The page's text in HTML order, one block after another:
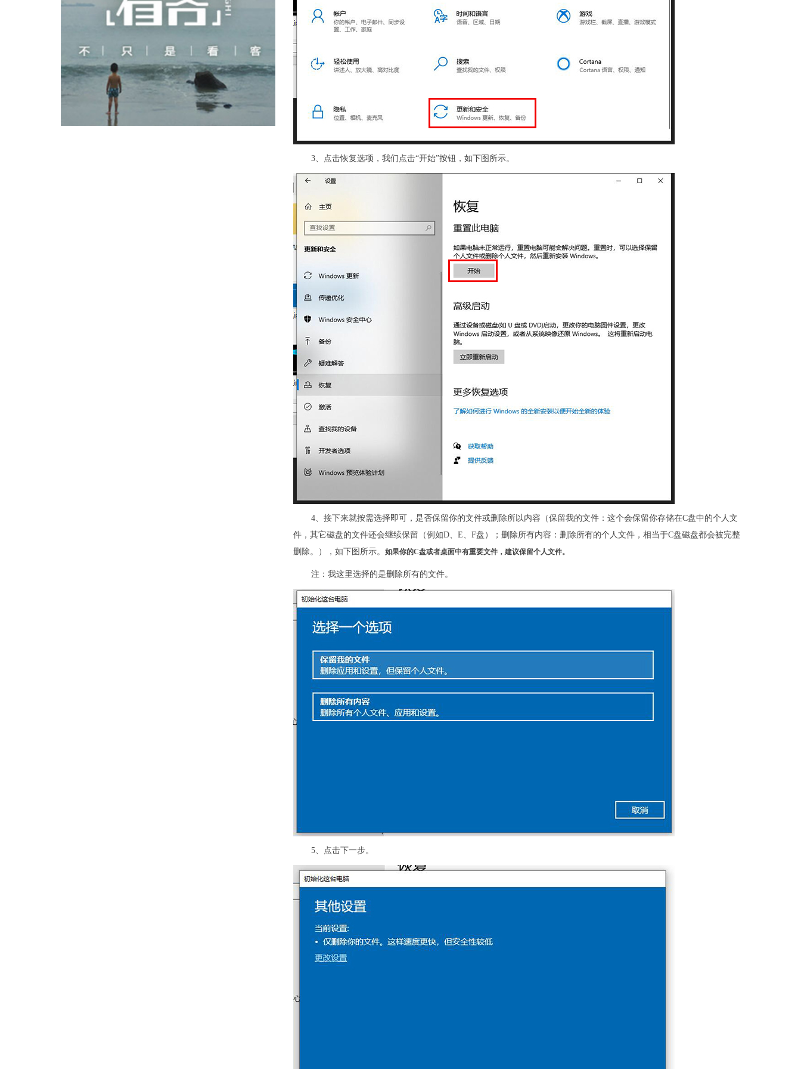
3、点击恢复选项，我们点击“开始”按钮，如下图所示。
4、接下来就按需选择即可，是否保留你的文件或删除所以内容（保留我的文件：这个会保留你存储在C盘中的个人文
件，其它磁盘的文件还会继续保留（例如D、E、F盘）；删除所有内容：删除所有的个人文件，相当于C盘磁盘都会被完整
删除。），如下图所示。 如果你的C盘或者桌面中有重要文件，建议保留个人文件。
注：我这里选择的是删除所有的文件。
5、点击下一步。